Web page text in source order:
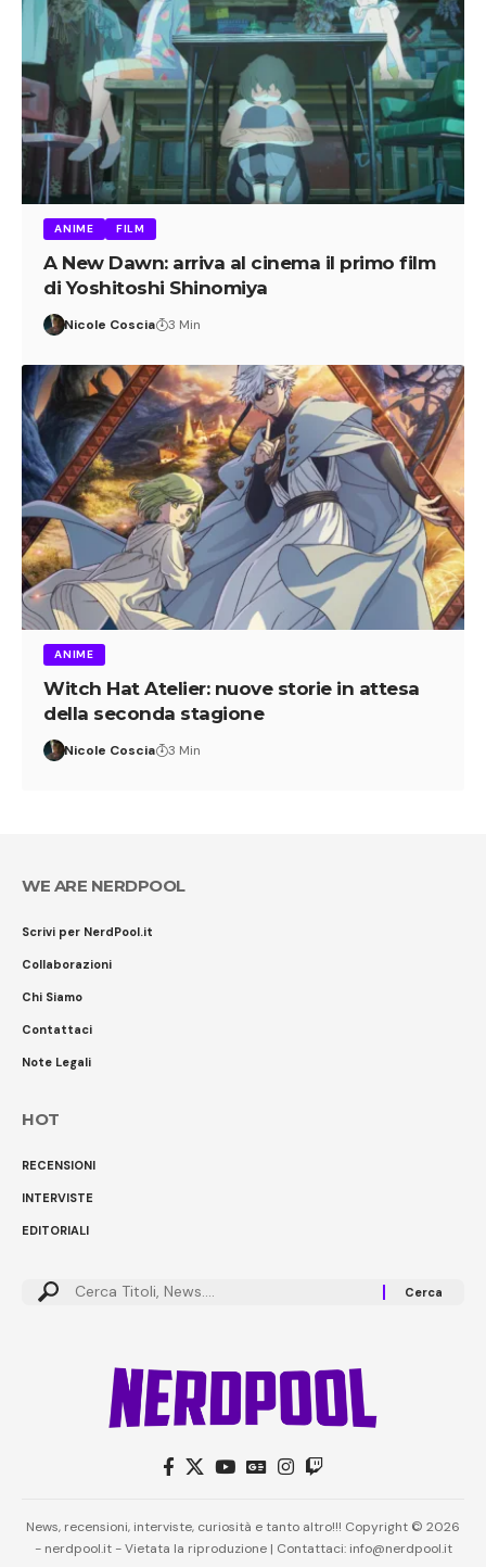
ANIME FILM
A New Dawn: arriva al cinema il primo film
di Yoshitoshi Shinomiya
Nicole Coscia 3 Min
ANIME
Witch Hat Atelier: nuove storie in attesa
della seconda stagione
Nicole Coscia 3 Min
WE ARE NERDPOOL
Scrivi per NerdPool.it
Collaborazioni
Chi Siamo
Contattaci
Note Legali
HOT
RECENSIONI
INTERVISTE
EDITORIALI
News, recensioni, interviste, curiosità e tanto altro!!! Copyright © 2026
- nerdpool.it - Vietata la riproduzione | Contattaci: info@nerdpool.it